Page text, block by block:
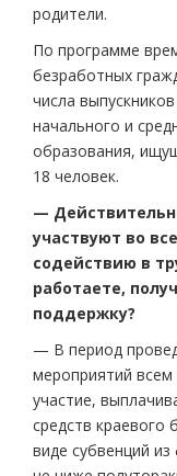
родители.
По программе
безработных
числа
начального и
образования,
18 человек.
—
участвуют во
содействию в
работаете,
поддержку?
— В период
мероприятий
участие,
средств краевого
виде субвенций